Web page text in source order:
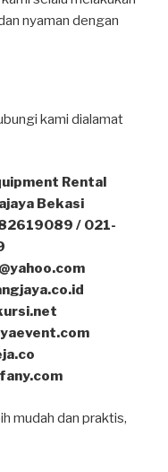
nyaman dengan
kami dialamat
Rental
Bekasi
/ 021-
mudah dan praktis,